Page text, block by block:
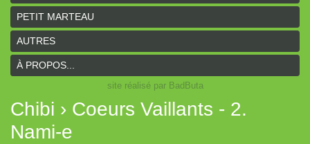
Sous l'ombre du Mont Yimsha
Coeurs Vaillants - Compagnon
Coeurs Vaillants // Gallant and Bold
Hârn - le monde de Hârn
De Urbium Graphidibus
La Frontière
PETIT MARTEAU
AUTRES
À PROPOS...
site réalisé par BadButa
Chibi › Coeurs Vaillants - 2.
Nami-e